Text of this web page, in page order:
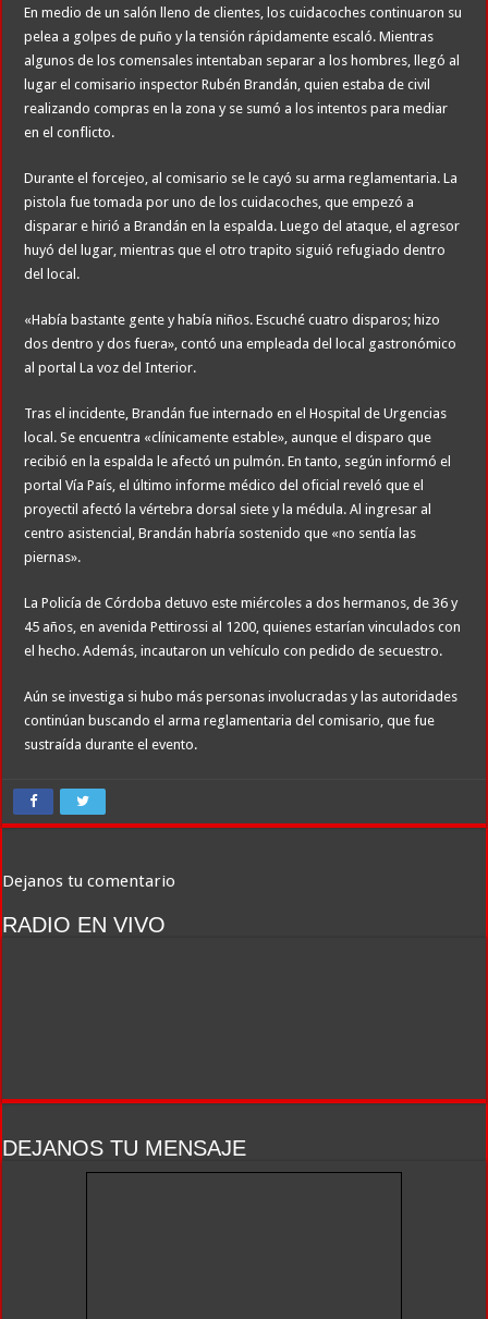
En medio de un salón lleno de clientes, los cuidacoches continuaron su
pelea a golpes de puño y la tensión rápidamente escaló. Mientras
algunos de los comensales intentaban separar a los hombres, llegó al
lugar el comisario inspector Rubén Brandán, quien estaba de civil
realizando compras en la zona y se sumó a los intentos para mediar
en el conflicto.
Durante el forcejeo, al comisario se le cayó su arma reglamentaria. La
pistola fue tomada por uno de los cuidacoches, que empezó a
disparar e hirió a Brandán en la espalda. Luego del ataque, el agresor
huyó del lugar, mientras que el otro trapito siguió refugiado dentro
del local.
«Había bastante gente y había niños. Escuché cuatro disparos; hizo
dos dentro y dos fuera», contó una empleada del local gastronómico
al portal La voz del Interior.
Tras el incidente, Brandán fue internado en el Hospital de Urgencias
local. Se encuentra «clínicamente estable», aunque el disparo que
recibió en la espalda le afectó un pulmón. En tanto, según informó el
portal Vía País, el último informe médico del oficial reveló que el
proyectil afectó la vértebra dorsal siete y la médula. Al ingresar al
centro asistencial, Brandán habría sostenido que «no sentía las
piernas».
La Policía de Córdoba detuvo este miércoles a dos hermanos, de 36 y
45 años, en avenida Pettirossi al 1200, quienes estarían vinculados con
el hecho. Además, incautaron un vehículo con pedido de secuestro.
Aún se investiga si hubo más personas involucradas y las autoridades
continúan buscando el arma reglamentaria del comisario, que fue
sustraída durante el evento.
Dejanos tu comentario
RADIO EN VIVO
DEJANOS TU MENSAJE